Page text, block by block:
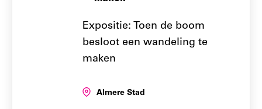
Expositie: Toen de boom
besloot een wandeling te
maken
Locatie:
Almere Stad